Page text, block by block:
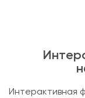
Интерактивная